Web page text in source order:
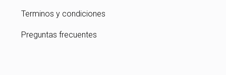
Terminos y condiciones
Preguntas frecuentes